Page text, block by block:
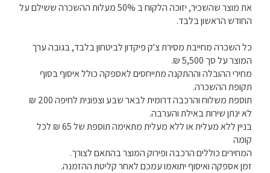
את מוצר שהשכיר, יזוכה הלקוח ב 50% מעלות ההשכרה ששילם על
החודש הראשון בלבד.
כל השכרה מחייבת מסירת צ'ק פיקדון לביטחון בלבד, בגובה ערך
המוצר על סך 5,500 ₪.
מחירי ההובלה וההתקנה מתייחסים לאספקה כולל איסוף בסוף
תקופת ההשכרה.
תוספת משלוח והרכבה דרומית לבאר שבע וצפונית לחיפה 200 ₪
לא ינתן שירות באילת והערבה.
בניין ללא מעלית או ללא מעלית מתאימה תוספת של 65 ₪ לכל
קומה
המחירים כוללים הרכבה ופירוק המוצר בהתאם לצורך.
זמן אספקה ואיסוף יתואמו עמכם לאחר קליטת ההזמנה.